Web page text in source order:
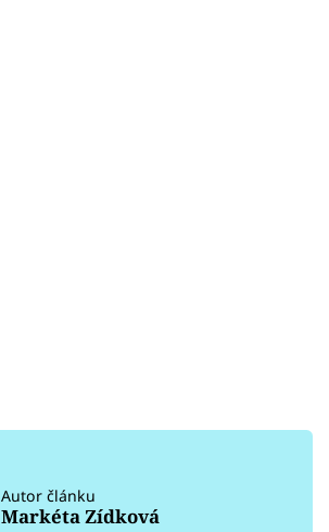
Autor článku
Markéta Zídková